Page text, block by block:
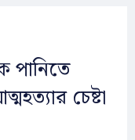
পানিতে
চেষ্টা